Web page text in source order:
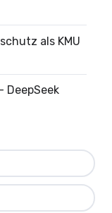
als KMU
DeepSeek